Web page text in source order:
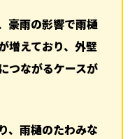
豪雨の影響で雨樋
増えており、外壁
つながるケースが
、雨樋のたわみな